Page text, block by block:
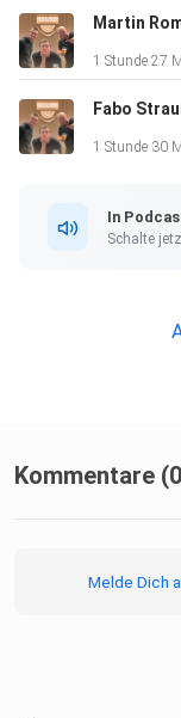
auf dem
Court umgeht.
Die
über
1 Stunde 27
1 Stunde 30
In
Schalte
Kommentare
Melde Dich